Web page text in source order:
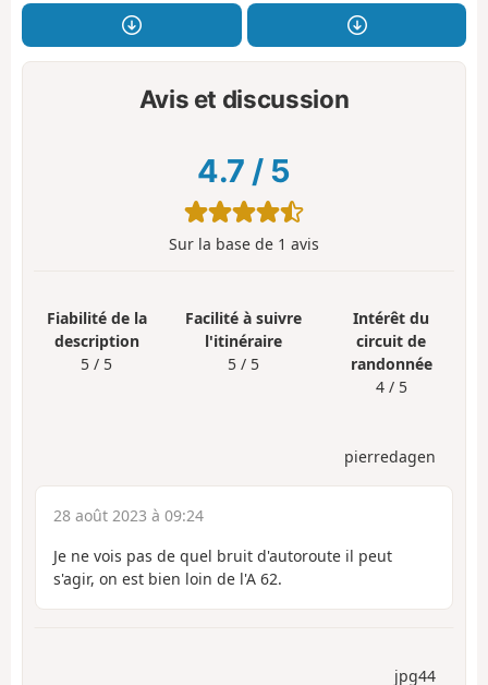
Avis et discussion
4.7 / 5
Sur la base de 1 avis
Fiabilité de la
description
5 / 5
Facilité à suivre
l'itinéraire
5 / 5
Intérêt du
circuit de
randonnée
4 / 5
pierredagen
28 août 2023 à 09:24
Je ne vois pas de quel bruit d'autoroute il peut
s'agir, on est bien loin de l'A 62.
jpg44